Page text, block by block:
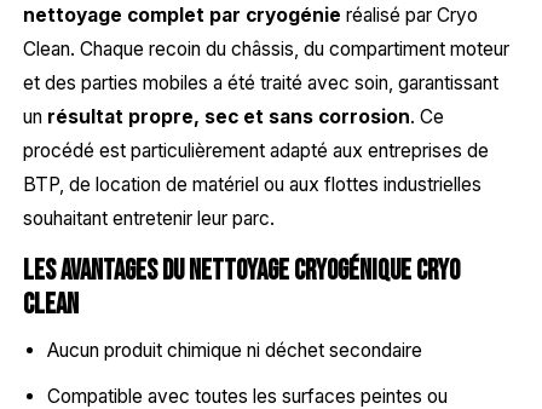
nettoyage complet par cryogénie réalisé par Cryo
Clean. Chaque recoin du châssis, du compartiment moteur
et des parties mobiles a été traité avec soin, garantissant
un résultat propre, sec et sans corrosion. Ce
procédé est particulièrement adapté aux entreprises de
BTP, de location de matériel ou aux flottes industrielles
souhaitant entretenir leur parc.
Les avantages du nettoyage cryogénique Cryo
Clean
Aucun produit chimique ni déchet secondaire
Compatible avec toutes les surfaces peintes ou